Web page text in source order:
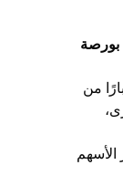
في بورصة
من 36 صناعة مختلفة. اعتبارًا من